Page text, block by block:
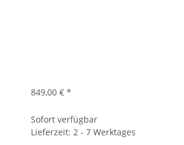
849,00 €*
Sofort verfügbar
Lieferzeit: 2 - 7 Werktages